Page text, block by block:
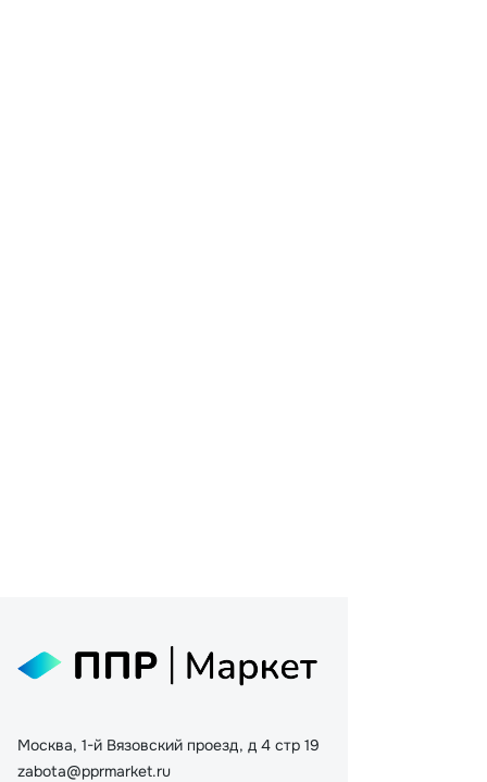
Москва, 1-й Вязовский проезд, д 4 стр 19
zabota@pprmarket.ru